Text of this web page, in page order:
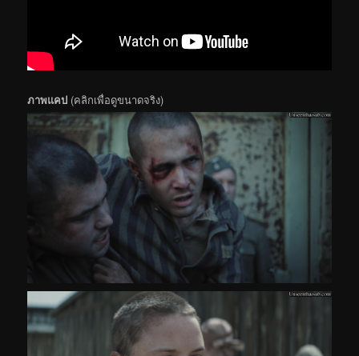
ภาพแคป (คลิกเพื่อดูขนาดจริง)